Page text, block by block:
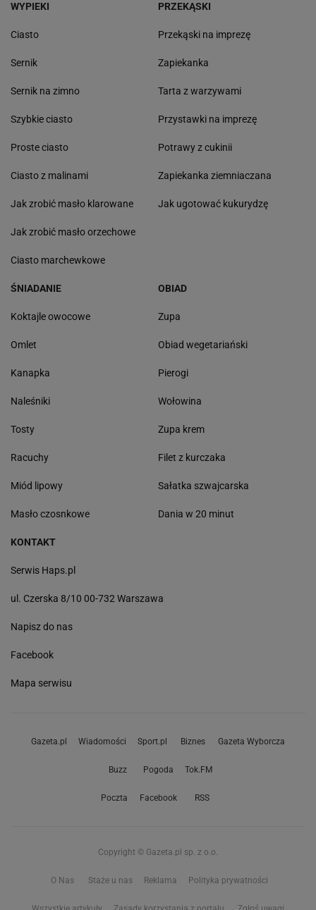
WYPIEKI
Ciasto
Sernik
Sernik na zimno
Szybkie ciasto
Proste ciasto
Ciasto z malinami
Jak zrobić masło klarowane
Jak zrobić masło orzechowe
Ciasto marchewkowe
PRZEKĄSKI
Przekąski na imprezę
Zapiekanka
Tarta z warzywami
Przystawki na imprezę
Potrawy z cukinii
Zapiekanka ziemniaczana
Jak ugotować kukurydzę
ŚNIADANIE
Koktajle owocowe
Omlet
Kanapka
Naleśniki
Tosty
Racuchy
Miód lipowy
Masło czosnkowe
OBIAD
Zupa
Obiad wegetariański
Pierogi
Wołowina
Zupa krem
Filet z kurczaka
Sałatka szwajcarska
Dania w 20 minut
KONTAKT
Serwis Haps.pl
ul. Czerska 8/10 00-732 Warszawa
Napisz do nas
Facebook
Mapa serwisu
Gazeta.pl Wiadomości Sport.pl Biznes Gazeta Wyborcza
Buzz Pogoda Tok.FM
Poczta Facebook RSS
Copyright © Gazeta.pl sp. z o.o.
O Nas Staże u nas Reklama Polityka prywatności